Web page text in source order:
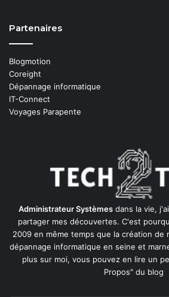
Partenaires
Blogmotion
Coreight
Dépannage informatique
IT-Connect
Voyages Parapente
Administrateur Systèmes dans la vie,
partager mes découvertes. C'est
2009 en même temps que la création de
dépannage informatique en seine et
plus sur moi, vous pouvez en lire un
Propos" du blog